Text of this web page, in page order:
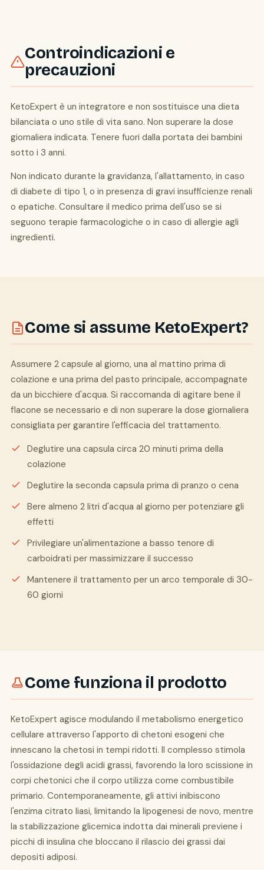
Controindicazioni e
precauzioni
KetoExpert è un integratore e non sostituisce una dieta
bilanciata o uno stile di vita sano. Non superare la dose
giornaliera indicata. Tenere fuori dalla portata dei bambini
sotto i 3 anni.
Non indicato durante la gravidanza, l'allattamento, in caso
di diabete di tipo 1, o in presenza di gravi insufficienze renali
o epatiche. Consultare il medico prima dell'uso se si
seguono terapie farmacologiche o in caso di allergie agli
ingredienti.
Come si assume KetoExpert?
Assumere 2 capsule al giorno, una al mattino prima di
colazione e una prima del pasto principale, accompagnate
da un bicchiere d'acqua. Si raccomanda di agitare bene il
flacone se necessario e di non superare la dose giornaliera
consigliata per garantire l'efficacia del trattamento.
Deglutire una capsula circa 20 minuti prima della
colazione
Deglutire la seconda capsula prima di pranzo o cena
Bere almeno 2 litri d'acqua al giorno per potenziare gli
effetti
Privilegiare un'alimentazione a basso tenore di
carboidrati per massimizzare il successo
Mantenere il trattamento per un arco temporale di 30-
60 giorni
Come funziona il prodotto
KetoExpert agisce modulando il metabolismo energetico
cellulare attraverso l'apporto di chetoni esogeni che
innescano la chetosi in tempi ridotti. Il complesso stimola
l'ossidazione degli acidi grassi, favorendo la loro scissione in
corpi chetonici che il corpo utilizza come combustibile
primario. Contemporaneamente, gli attivi inibiscono
l'enzima citrato liasi, limitando la lipogenesi de novo, mentre
la stabilizzazione glicemica indotta dai minerali previene i
picchi di insulina che bloccano il rilascio dei grassi dai
depositi adiposi.